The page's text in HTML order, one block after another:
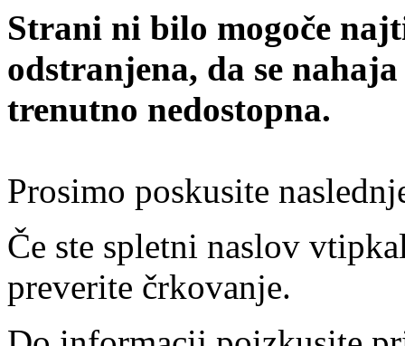
Strani ni bilo mogoče
odstranjena, da se
trenutno nedostopna.
Prosimo poskusite
Če ste spletni naslov
preverite črkovanje.